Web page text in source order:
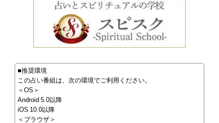
■推奨環境
この占い番組は、次の環境でご利用ください。
＜OS＞
Android 5.0以降
iOS 10.0以降
＜ブラウザ＞